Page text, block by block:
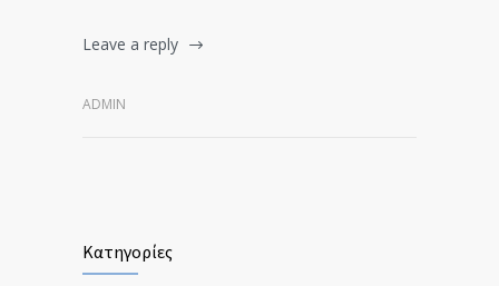
Leave a reply
ADMIN
Κατηγορίες